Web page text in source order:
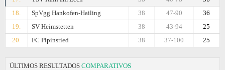
18.
SpVgg Hankofen-Hailing 36
47-90
38
19.
SV Heimstetten 25
43-94
38
20.
FC Pipinsried 25
37-100
38
ÚLTIMOS RESULTADOS COMPARATIVOS